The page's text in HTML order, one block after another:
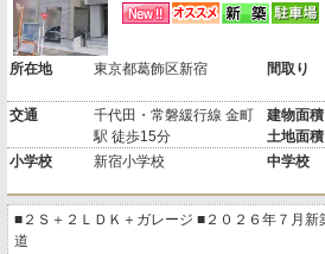
所在地 東京都葛飾区新宿 間取り
交通
千代田・常磐緩行線 金町
駅 徒歩15分
建物面積
土地面積
小学校 新宿小学校 中学校
■２Ｓ＋２ＬＤＫ＋ガレージ ■２０２６年７月
道